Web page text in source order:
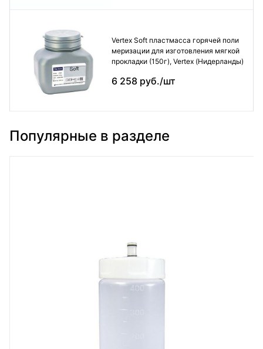
Vertex Soft пластмасса горячей поли
меризации для изготовления мягкой
прокладки (150г), Vertex (Нидерланды)
6 258 руб./шт
Популярные в разделе